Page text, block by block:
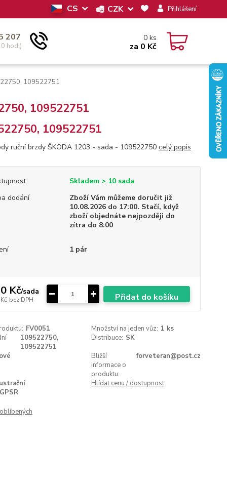
CS CZK Přihlášení
207
hod.)
0 ks
za 0 Kč
109522751
109522751
109522751
ruční brzdy ŠKODA 1203 - sada - 109522750 celý popis
Skladem > 10 sada
dodání
Zboží Vám můžeme doručit již
10.08.2026 do 17:00. Stačí, když
zboží objednáte nejpozději do
zítra do 8:00
1 pár
Kč/sada
bez DPH Přidat do košíku
FV0051 Množství na jeden vůz: 1 ks
109522750,
109522751
Distribuce: SK
Bližší
informace o
produktu:
forveteran@post.cz
Hlídat cenu / dostupnost
GPSR